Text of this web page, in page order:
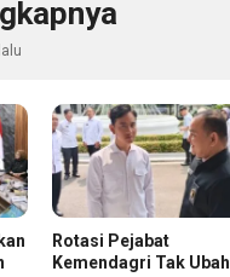
Rotasi Pejabat
Kemendagri Tak Ubah